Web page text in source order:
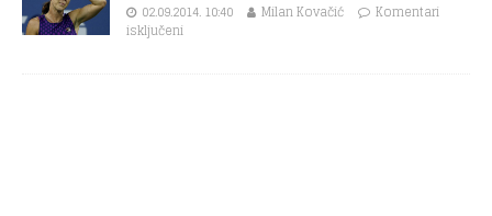
02.09.2014. 10:40 Milan Kovačić
Komentari
isključeni